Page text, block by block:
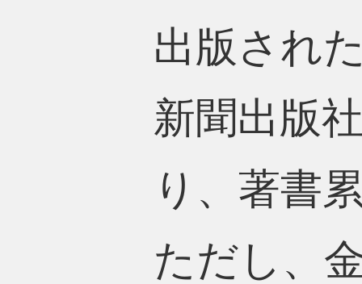
出版され
新聞出版
り、著書
ただし、